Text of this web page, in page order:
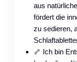
aus
fördert die
zu sedieren,
🦴 Ich bin